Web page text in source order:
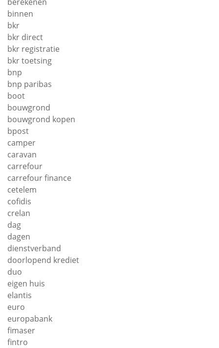
binnen
bkr
bkr direct
bkr registratie
bkr toetsing
bnp
bnp paribas
boot
bouwgrond
bouwgrond kopen
bpost
camper
caravan
carrefour
carrefour finance
cetelem
cofidis
crelan
dag
dagen
dienstverband
doorlopend krediet
duo
eigen huis
elantis
euro
europabank
fimaser
fintro